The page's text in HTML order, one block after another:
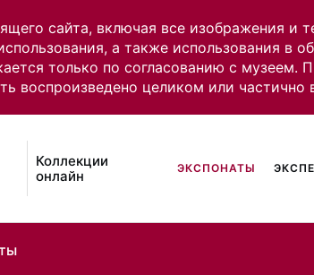
сайта, включая все изображения и
а также использования в
только по согласованию с
воспроизведено целиком или
Коллекции
онлайн
ЭКСПОНАТЫ